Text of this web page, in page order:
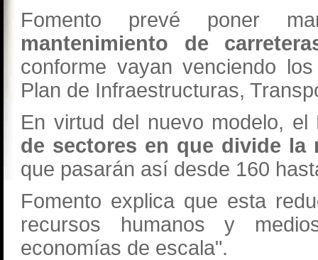
Fomento prevé poner
mantenimiento de
conforme vayan venciendo
Plan de Infraestructuras,
En virtud del nuevo modelo,
de sectores en que divide la
que pasarán así desde 160
Fomento explica que esta
recursos humanos y
economías de escala".